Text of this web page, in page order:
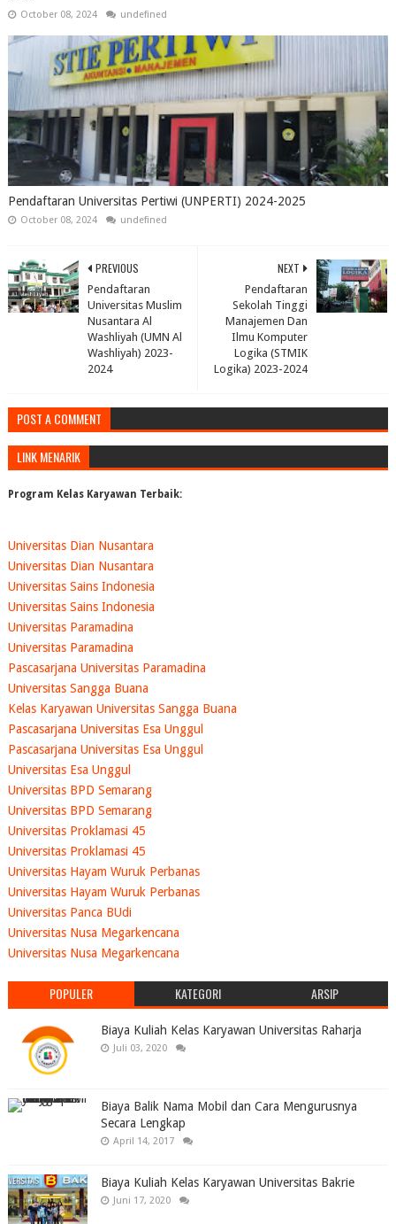
October 08, 2024 undefined
Pendaftaran Universitas Pertiwi (UNPERTI) 2024-2025
October 08, 2024 undefined
NEXT
Pendaftaran
Sekolah Tinggi
Manajemen Dan
Ilmu Komputer
Logika (STMIK
Logika) 2023-2024
PREVIOUS
Pendaftaran
Universitas Muslim
Nusantara Al
Washliyah (UMN Al
Washliyah) 2023-
2024
POST A COMMENT
LINK MENARIK
Program Kelas Karyawan Terbaik:
Universitas Dian Nusantara
Universitas Dian Nusantara
Universitas Sains Indonesia
Universitas Sains Indonesia
Universitas Paramadina
Universitas Paramadina
Pascasarjana Universitas Paramadina
Universitas Sangga Buana
Kelas Karyawan Universitas Sangga Buana
Pascasarjana Universitas Esa Unggul
Pascasarjana Universitas Esa Unggul
Universitas Esa Unggul
Universitas BPD Semarang
Universitas BPD Semarang
Universitas Proklamasi 45
Universitas Proklamasi 45
Universitas Hayam Wuruk Perbanas
Universitas Hayam Wuruk Perbanas
Universitas Panca BUdi
Universitas Nusa Megarkencana
Universitas Nusa Megarkencana
POPULER KATEGORI ARSIP
Biaya Kuliah Kelas Karyawan Universitas Raharja
Juli 03, 2020
Biaya Balik Nama Mobil dan Cara Mengurusnya
Secara Lengkap
April 14, 2017
Biaya Kuliah Kelas Karyawan Universitas Bakrie
Juni 17, 2020